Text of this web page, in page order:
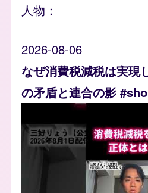
人物：
2026-08-06
なぜ消費税減税は実現
の矛盾と連合の影